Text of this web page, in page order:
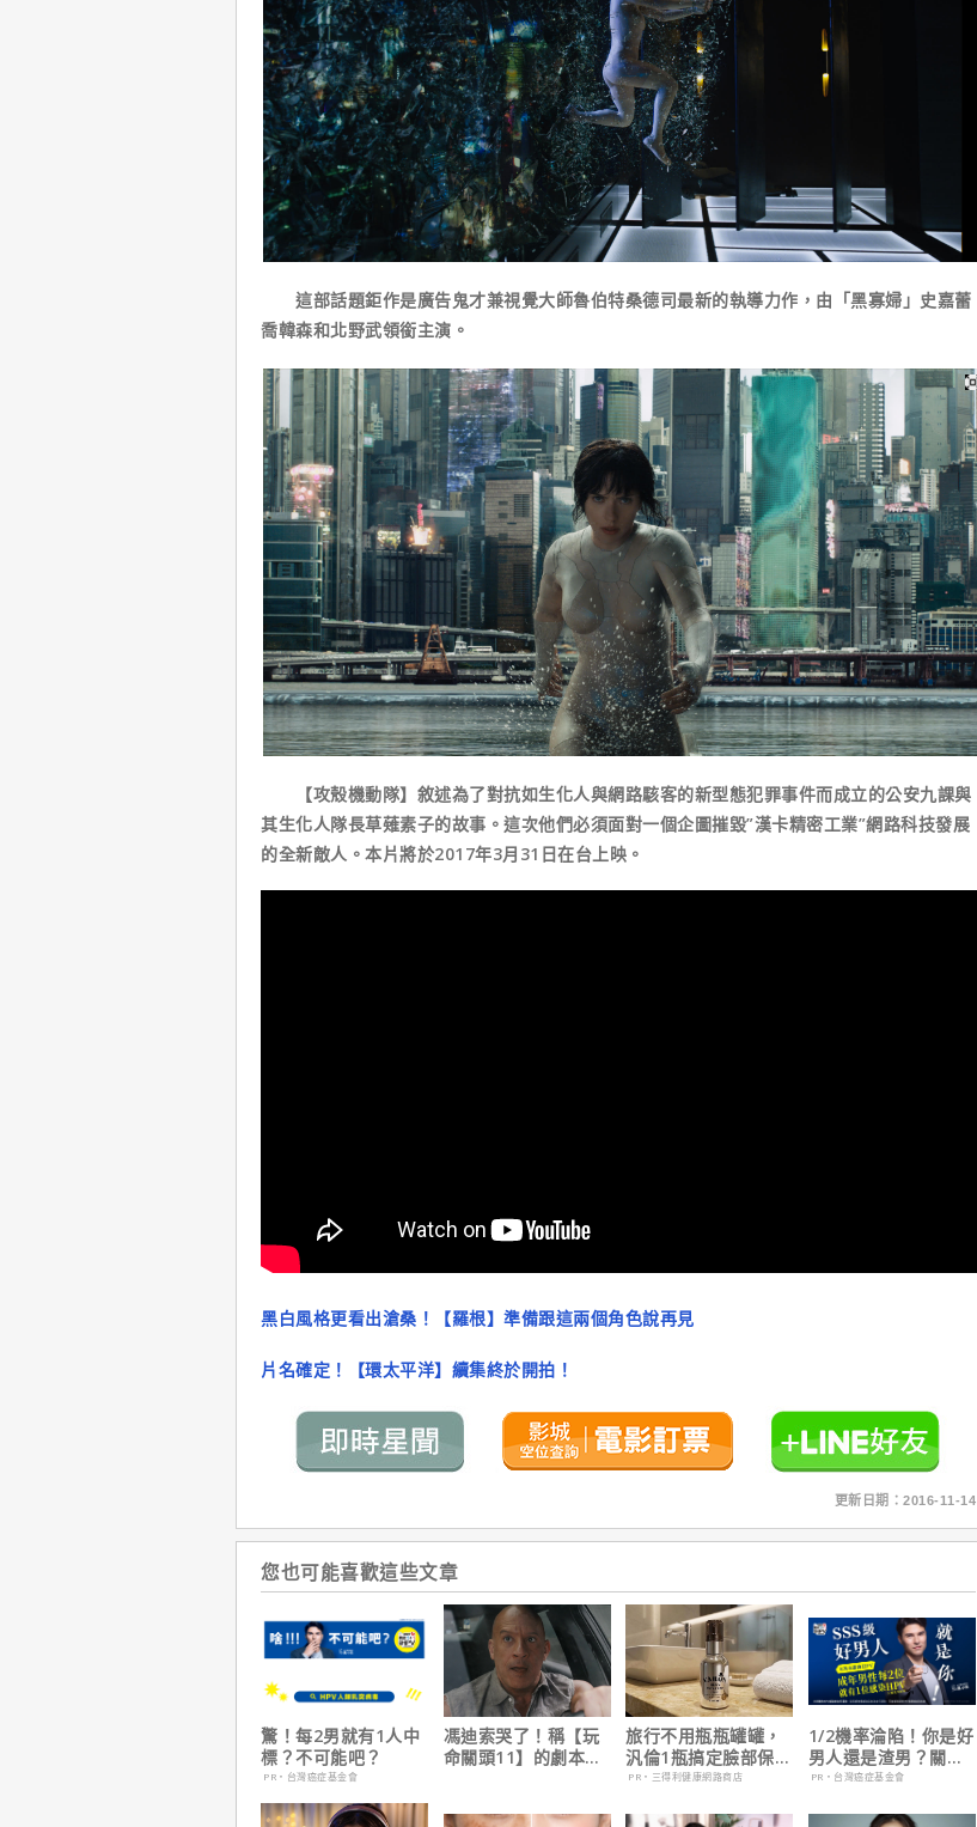
這部話題鉅作是廣告鬼才兼視覺大師魯伯特桑德司最新的執導力作，由「黑寡婦」史嘉蕾
喬韓森和北野武領銜主演。
【攻殼機動隊】敘述為了對抗如生化人與網路駭客的新型態犯罪事件而成立的公安九課與
其生化人隊長草薙素子的故事。這次他們必須面對一個企圖摧毀”漢卡精密工業”網路科技發展
的全新敵人。本片將於2017年3月31日在台上映。
黑白風格更看出滄桑！【羅根】準備跟這兩個角色說再見
片名確定！【環太平洋】續集終於開拍！
更新日期：2016-11-14
您也可能喜歡這些文章
驚！每2男就有1人中
標？不可能吧？
PR・台灣癌症基金會
馮迪索哭了！稱【玩
命關頭11】的劇本是
旅行不用瓶瓶罐罐，
汎倫1瓶搞定臉部保
養！
PR・三得利健康網路商店
1/2機率淪陷！你是好
男人還是渣男？關鍵
在這
PR・台灣癌症基金會